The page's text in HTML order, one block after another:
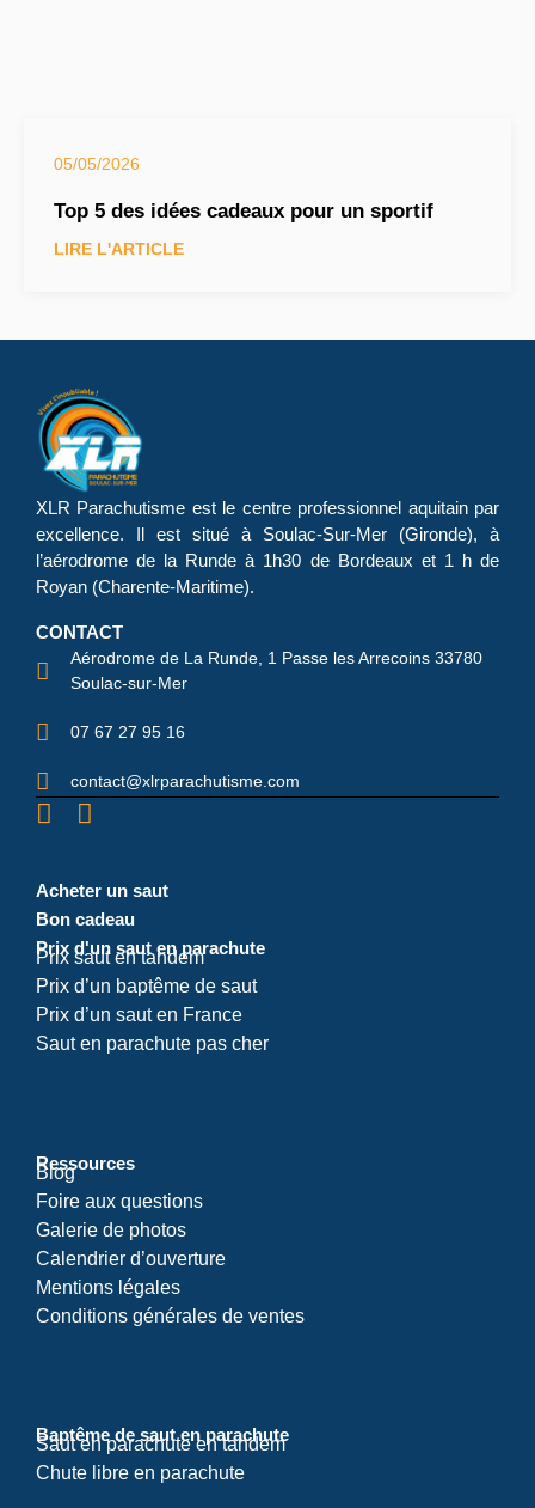
05/05/2026
Top 5 des idées cadeaux pour un sportif
LIRE L'ARTICLE
XLR Parachutisme est le centre professionnel aquitain par
excellence. Il est situé à Soulac-Sur-Mer (Gironde), à
l’aérodrome de la Runde à 1h30 de Bordeaux et 1 h de
Royan (Charente-Maritime).
CONTACT
Aérodrome de La Runde, 1 Passe les Arrecoins 33780
Soulac-sur-Mer
07 67 27 95 16
contact@xlrparachutisme.com
Acheter un saut
Bon cadeau
Prix d'un saut en parachute
Prix saut en tandem
Prix d’un baptême de saut
Prix d’un saut en France
Saut en parachute pas cher
Ressources
Blog
Foire aux questions
Galerie de photos
Calendrier d’ouverture
Mentions légales
Conditions générales de ventes
Baptême de saut en parachute
Saut en parachute en tandem
Chute libre en parachute